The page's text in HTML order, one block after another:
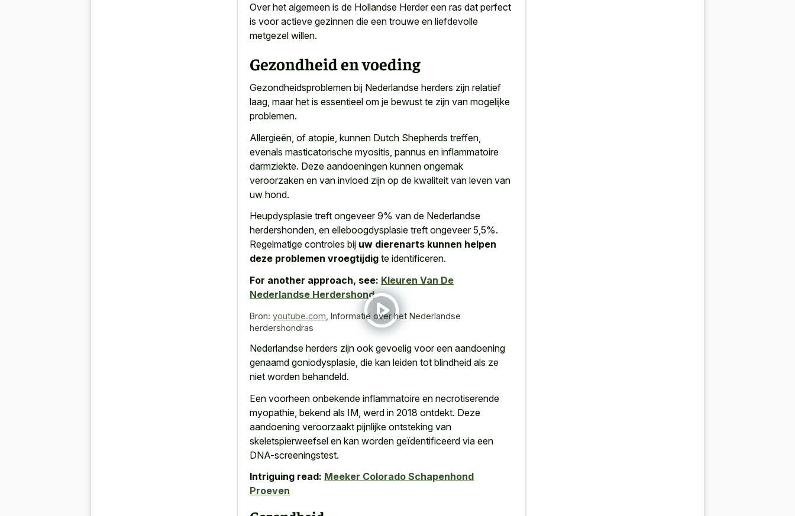
Over het algemeen is de Hollandse Herder een ras dat perfect
is voor actieve gezinnen die een trouwe en liefdevolle
metgezel willen.
Gezondheid en voeding
Gezondheidsproblemen bij Nederlandse herders zijn relatief
laag, maar het is essentieel om je bewust te zijn van mogelijke
problemen.
Allergieën, of atopie, kunnen Dutch Shepherds treffen,
evenals masticatorische myositis, pannus en inflammatoire
darmziekte. Deze aandoeningen kunnen ongemak
veroorzaken en van invloed zijn op de kwaliteit van leven van
uw hond.
Heupdysplasie treft ongeveer 9% van de Nederlandse
herdershonden, en elleboogdysplasie treft ongeveer 5,5%.
Regelmatige controles bij uw dierenarts kunnen helpen
deze problemen vroegtijdig te identificeren.
For another approach, see: Kleuren Van De
Nederlandse Herdershond
Bron: youtube.com Informatie over het Nederlandse
herdershondras
Nederlandse herders zijn ook gevoelig voor een aandoening
genaamd goniodysplasie, die kan leiden tot blindheid als ze
niet worden behandeld.
Een voorheen onbekende inflammatoire en necrotiserende
myopathie, bekend als IM, werd in 2018 ontdekt. Deze
aandoening veroorzaakt pijnlijke ontsteking van
skeletspierweefsel en kan worden geïdentificeerd via een
DNA-screeningstest.
Intriguing read: Meeker Colorado Schapenhond
Proeven